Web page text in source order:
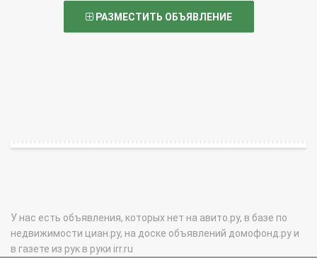
РАЗМЕСТИТЬ ОБЪЯВЛЕНИЕ
У нас есть объявления, которых нет на авито.ру, в базе по
недвижимости циан.ру, на доске объявлений домофонд.ру и
в газете из рук в руки irr.ru